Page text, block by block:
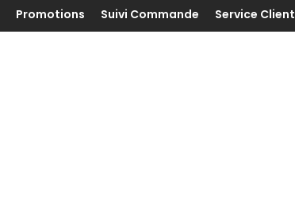
Promotions Suivi Commande Service Client